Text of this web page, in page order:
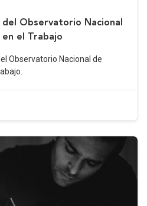
del Observatorio Nacional
en el Trabajo
Observatorio Nacional de